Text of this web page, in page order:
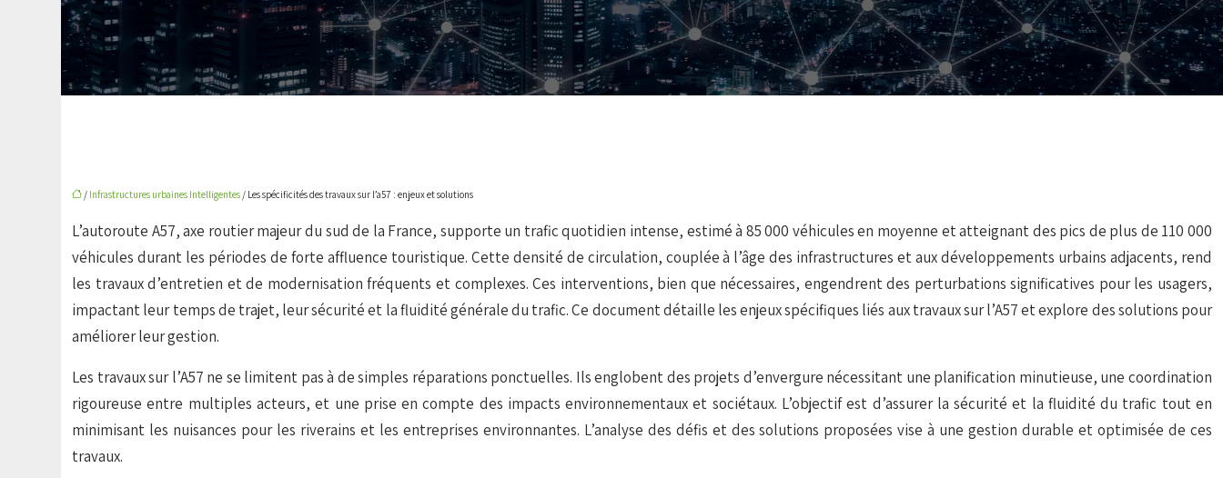
/ Infrastructures urbaines Intelligentes / Les spécificités des travaux sur l’a57 : enjeux et solutions
L’autoroute A57, axe routier majeur du sud de la France, supporte un trafic quotidien intense, estimé à 85 000 véhicules en moyenne et atteignant des pics de plus de 110 000
véhicules durant les périodes de forte affluence touristique. Cette densité de circulation, couplée à l’âge des infrastructures et aux développements urbains adjacents, rend
les travaux d’entretien et de modernisation fréquents et complexes. Ces interventions, bien que nécessaires, engendrent des perturbations significatives pour les usagers,
impactant leur temps de trajet, leur sécurité et la fluidité générale du trafic. Ce document détaille les enjeux spécifiques liés aux travaux sur l’A57 et explore des solutions pour
améliorer leur gestion.
Les travaux sur l’A57 ne se limitent pas à de simples réparations ponctuelles. Ils englobent des projets d’envergure nécessitant une planification minutieuse, une coordination
rigoureuse entre multiples acteurs, et une prise en compte des impacts environnementaux et sociétaux. L’objectif est d’assurer la sécurité et la fluidité du trafic tout en
minimisant les nuisances pour les riverains et les entreprises environnantes. L’analyse des défis et des solutions proposées vise à une gestion durable et optimisée de ces
travaux.